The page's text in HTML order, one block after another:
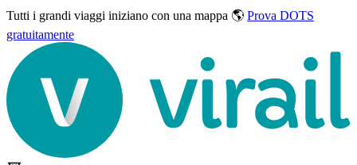
Tutti i grandi viaggi iniziano con una mappa 🌎 Prova DOTS
gratuitamente